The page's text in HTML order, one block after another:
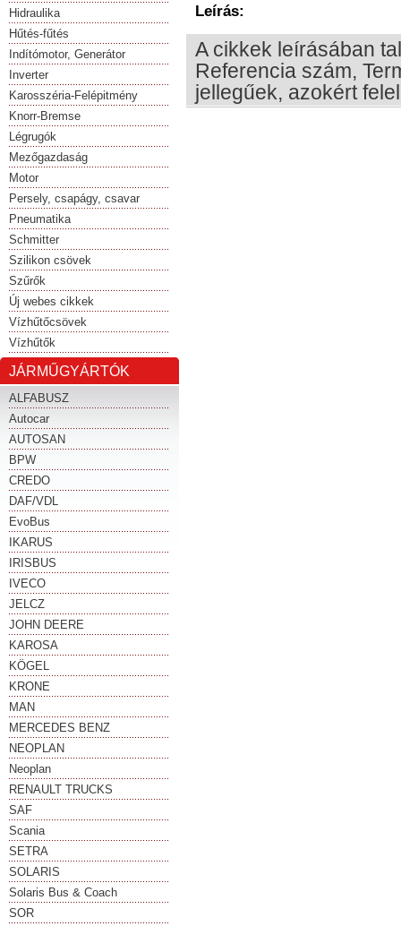
Hidraulika
Hűtés-fűtés
Indítómotor, Generátor
Inverter
Karosszéria-Felépitmény
Knorr-Bremse
Légrugók
Mezőgazdaság
Motor
Persely, csapágy, csavar
Pneumatika
Schmitter
Szilikon csövek
Szűrők
Új webes cikkek
Vízhűtőcsövek
Vízhűtők
JÁRMŰGYÁRTÓK
ALFABUSZ
Autocar
AUTOSAN
BPW
CREDO
DAF/VDL
EvoBus
IKARUS
IRISBUS
IVECO
JELCZ
JOHN DEERE
KAROSA
KÖGEL
KRONE
MAN
MERCEDES BENZ
NEOPLAN
Neoplan
RENAULT TRUCKS
SAF
Scania
SETRA
SOLARIS
Solaris Bus & Coach
SOR
Leírás:
A cikkek leírásában
Referencia szám,
jellegűek, azokért